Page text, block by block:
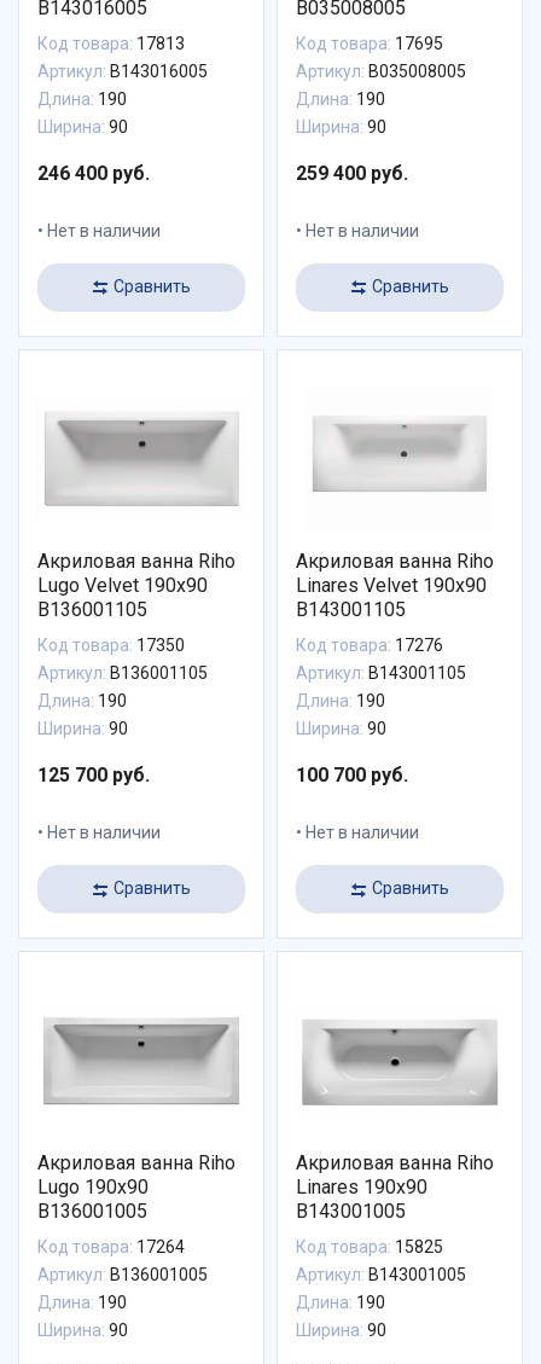
B143016005
Код товара: 17813
Артикул: B143016005
Длина: 190
Ширина: 90
246 400 руб.
Нет в наличии
Сравнить
B035008005
Код товара: 17695
Артикул: B035008005
Длина: 190
Ширина: 90
259 400 руб.
Нет в наличии
Сравнить
Акриловая ванна Riho
Lugo Velvet 190x90
B136001105
Код товара: 17350
Артикул: B136001105
Длина: 190
Ширина: 90
125 700 руб.
Нет в наличии
Сравнить
Акриловая ванна Riho
Linares Velvet 190x90
B143001105
Код товара: 17276
Артикул: B143001105
Длина: 190
Ширина: 90
100 700 руб.
Нет в наличии
Сравнить
Акриловая ванна Riho
Lugo 190x90
B136001005
Код товара: 17264
Артикул: B136001005
Длина: 190
Ширина: 90
Акриловая ванна Riho
Linares 190x90
B143001005
Код товара: 15825
Артикул: B143001005
Длина: 190
Ширина: 90